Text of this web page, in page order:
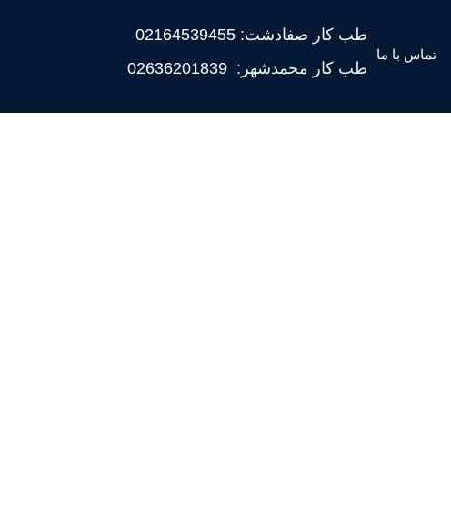
تماس با ما
طب کار صفادشت: 02164539455
طب کار محمدشهر: 02636201839